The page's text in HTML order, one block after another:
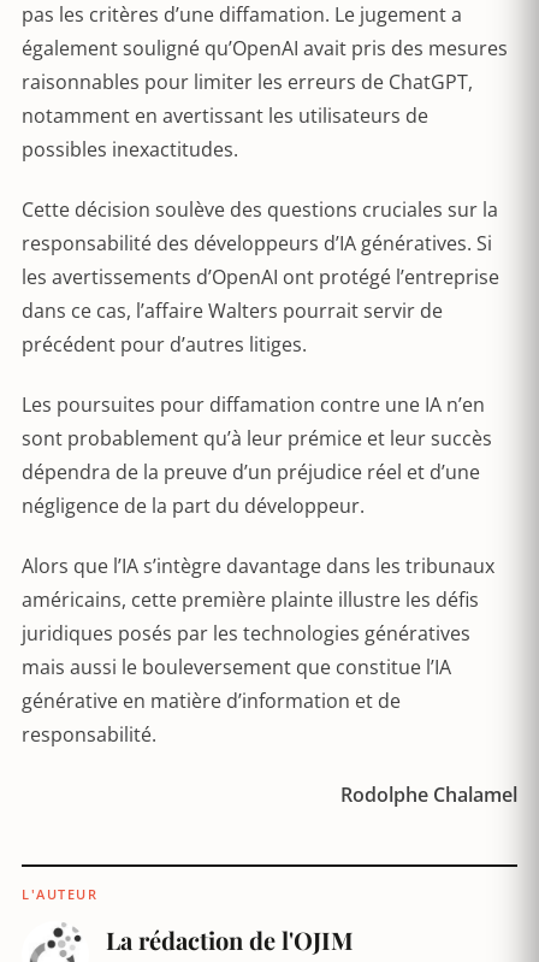
pas les critères d’une diffamation. Le jugement a
également souligné qu’OpenAI avait pris des mesures
raisonnables pour limiter les erreurs de ChatGPT,
notamment en avertissant les utilisateurs de
possibles inexactitudes.
Cette décision soulève des questions cruciales sur la
responsabilité des développeurs d’IA génératives. Si
les avertissements d’OpenAI ont protégé l’entreprise
dans ce cas, l’affaire Walters pourrait servir de
précédent pour d’autres litiges.
Les poursuites pour diffamation contre une IA n’en
sont probablement qu’à leur prémice et leur succès
dépendra de la preuve d’un préjudice réel et d’une
négligence de la part du développeur.
Alors que l’IA s’intègre davantage dans les tribunaux
américains, cette première plainte illustre les défis
juridiques posés par les technologies génératives
mais aussi le bouleversement que constitue l’IA
générative en matière d’information et de
responsabilité.
Rodolphe Chalamel
L'AUTEUR
La rédaction de l'OJIM